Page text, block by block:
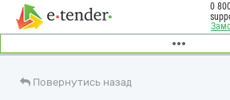
0
Повернутись назад